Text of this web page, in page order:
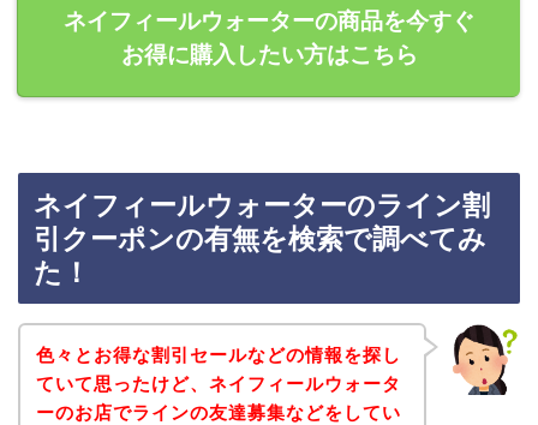
ネイフィールウォーターの商品を今すぐ
お得に購入したい方はこちら
ネイフィールウォーターのライン割
引クーポンの有無を検索で調べてみ
た！
色々とお得な割引セールなどの情報を探し
ていて思ったけど、ネイフィールウォータ
ーのお店でラインの友達募集などをしてい